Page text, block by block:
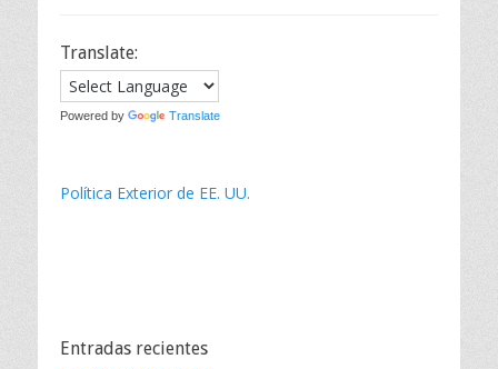
Translate:
Powered by Translate
Política Exterior de EE. UU.
Entradas recientes